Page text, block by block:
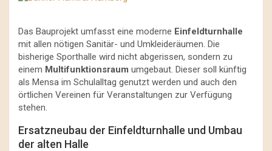
Das Bauprojekt umfasst eine moderne Einfeldturnhalle
mit allen nötigen Sanitär- und Umkleideräumen. Die
bisherige Sporthalle wird nicht abgerissen, sondern zu
einem Multifunktionsraum umgebaut. Dieser soll künftig
als Mensa im Schulalltag genutzt werden und auch den
örtlichen Vereinen für Veranstaltungen zur Verfügung
stehen.
Ersatzneubau der Einfeldturnhalle und Umbau
der alten Halle